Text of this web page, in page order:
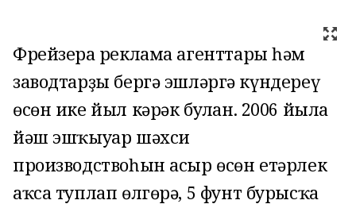
Фрейзерға реклама агенттары һәм
заводтарҙы бергә эшләргә күндереү
өсөн ике йыл кәрәк булған. 2006 йылға
йәш эшҡыуар шәхси
производствоһын асыр өсөн етәрлек
аҡса туплап өлгөрә, 5 фунт бурысҡа